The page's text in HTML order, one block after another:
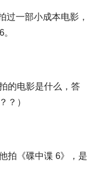
过一部小成本电影，
的电影是什么，答
？）
拍《碟中谍 6》，是